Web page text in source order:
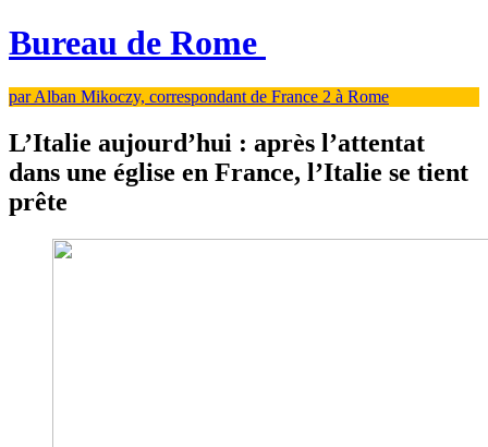
Bureau de Rome
par Alban Mikoczy, correspondant de France 2 à Rome
L’Italie aujourd’hui : après l’attentat
dans une église en France, l’Italie se tient
prête